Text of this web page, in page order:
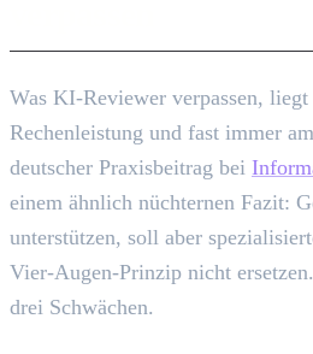
Was KI-Reviewer verpassen, liegt
Rechenleistung und fast immer
deutscher Praxisbeitrag bei
einem ähnlich nüchternen Fazit:
unterstützen, soll aber
Vier-Augen-Prinzip nicht
drei Schwächen.